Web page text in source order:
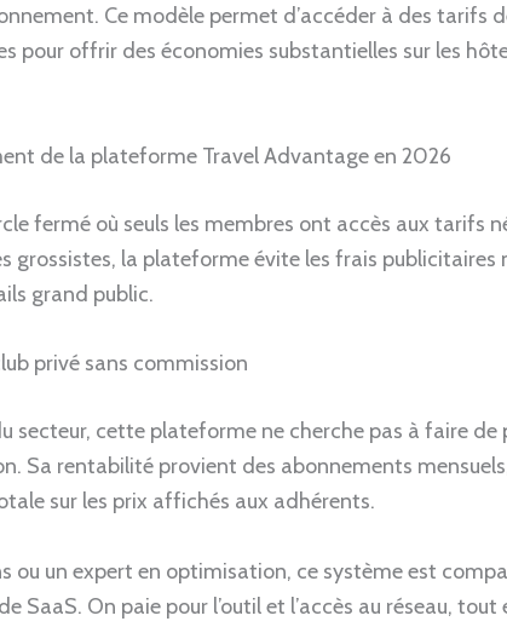
Ce modèle permet d’accéder à des tarifs
pour offrir des économies substantielles sur les
de la plateforme Travel Advantage en 2026
fermé où seuls les membres ont accès aux tarifs
la plateforme évite les frais publicitaires
grand public.
privé sans commission
secteur, cette plateforme ne cherche pas à faire de
Sa rentabilité provient des abonnements
sur les prix affichés aux adhérents.
ou un expert en optimisation, ce système est
SaaS. On paie pour l’outil et l’accès au réseau,